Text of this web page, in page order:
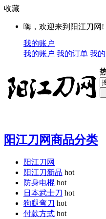
收藏
嗨，欢迎来到阳江刀网!
我的账户
我的账户 我的订单 我
阳江刀网商品分类
阳江刀网
阳江刀新品 hot
防身电棍 hot
日本武士刀 hot
狗腿弯刀 hot
付款方式 hot